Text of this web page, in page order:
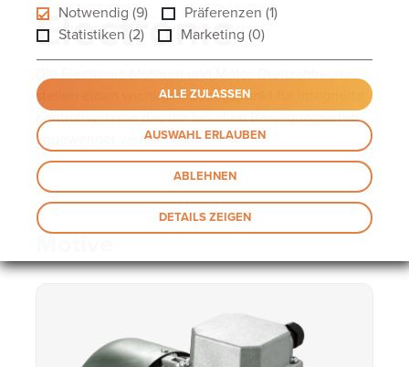
Notwendig (9)
Präferenzen (1)
Statistiken (2)
Marketing (0)
ALLE ZULASSEN
AUSWAHL ERLAUBEN
ABLEHNEN
DETAILS ZEIGEN
Electronic
Die Electronic-Motoren und Motor-Drehzahlregler
stellen einen wichtigen Bezugspunkt für integrierte
Kontrollsysteme dar, die bei allen Bewegungsarten
angewendet werden kann.
Motive